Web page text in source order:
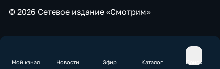
Мой канал Новости Эфир Каталог Поиск
© 2026 Сетевое издание «Смотрим»